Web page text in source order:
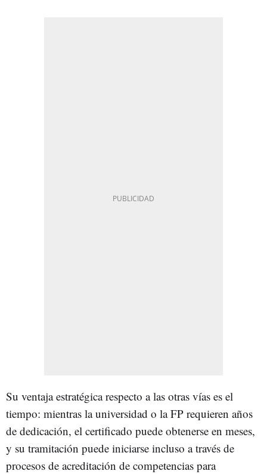
Su ventaja estratégica respecto a las otras vías es el
tiempo: mientras la universidad o la FP requieren años
de dedicación, el certificado puede obtenerse en meses,
y su tramitación puede iniciarse incluso a través de
procesos de acreditación de competencias para